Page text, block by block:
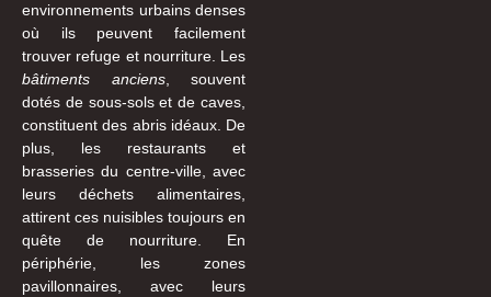
environnements urbains denses
où ils peuvent facilement
trouver refuge et nourriture. Les
bâtiments anciens, souvent
dotés de sous-sols et de caves,
constituent des abris idéaux. De
plus, les restaurants et
brasseries du centre-ville, avec
leurs déchets alimentaires,
attirent ces nuisibles toujours en
quête de nourriture. En
périphérie, les zones
pavillonnaires, avec leurs